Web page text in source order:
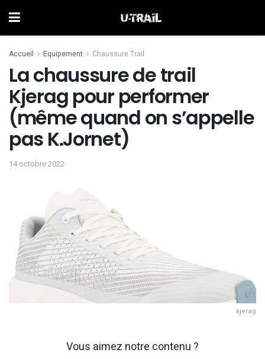
Accueil Equipement Chaussure Trail
La chaussure de trail
Kjerag pour performer
(même quand on s’appelle
pas K.Jornet)
14 octobre 2022
kjerag
Vous aimez notre contenu ?